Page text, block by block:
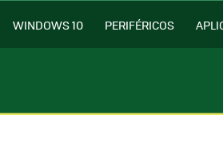
WINDOWS 10 PERIFÉRICOS